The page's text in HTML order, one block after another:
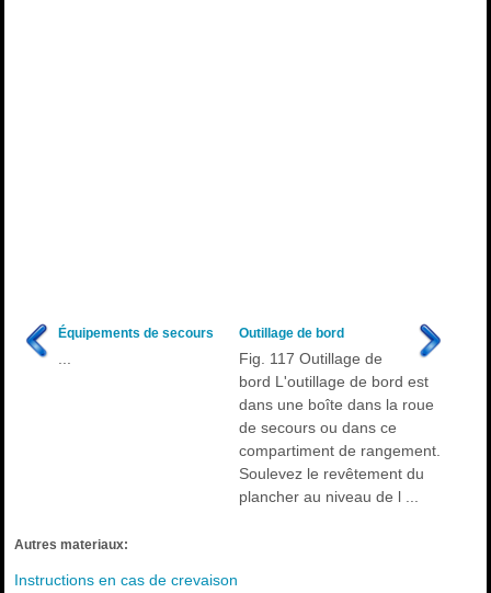
Équipements de secours Outillage de bord
Fig. 117 Outillage de
bord L'outillage de bord est
dans une boîte dans la roue
de secours ou dans ce
compartiment de rangement.
Soulevez le revêtement du
plancher au niveau de l ...
Autres materiaux:
Instructions en cas de crevaison